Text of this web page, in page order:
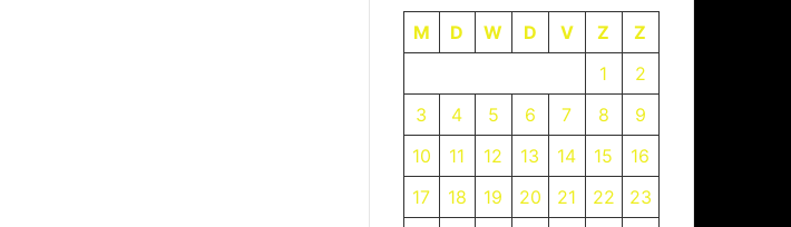
M
D W D V Z
Z
1
2
3
4 5 6 7 8
9
10
11 12 13 14 15
16
17
18 19 20 21 22
23